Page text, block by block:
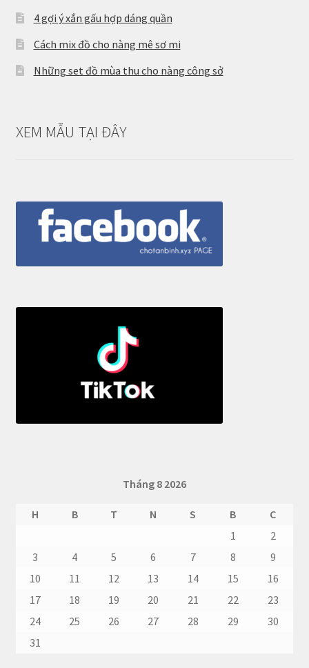
4 gợi ý xắn gấu hợp dáng quần
Cách mix đồ cho nàng mê sơ mi
Những set đồ mùa thu cho nàng công sở
XEM MẪU TẠI ĐÂY
Tháng 8 2026
H B T N S B
C
1
2
3
4 5 6 7 8
9
10
11 12 13 14 15
16
17
18 19 20 21 22
23
24
25 26 27 28 29
30
31